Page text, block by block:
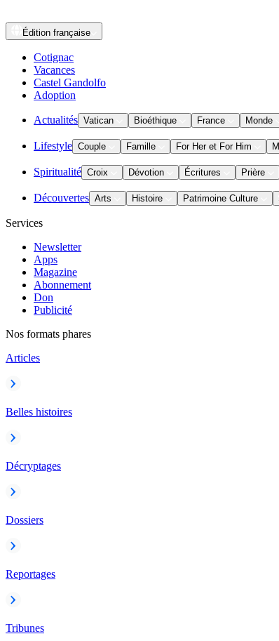
Édition française
Cotignac
Vacances
Castel Gandolfo
Adoption
Actualités Vatican Bioéthique France Monde
Lifestyle Couple Famille For Her et For Him
Spiritualité Croix Dévotion Écritures Prière
Découvertes Arts Histoire Patrimoine Culture
Services
Newsletter
Apps
Magazine
Abonnement
Don
Publicité
Nos formats phares
Articles
Belles histoires
Décryptages
Dossiers
Reportages
Tribunes